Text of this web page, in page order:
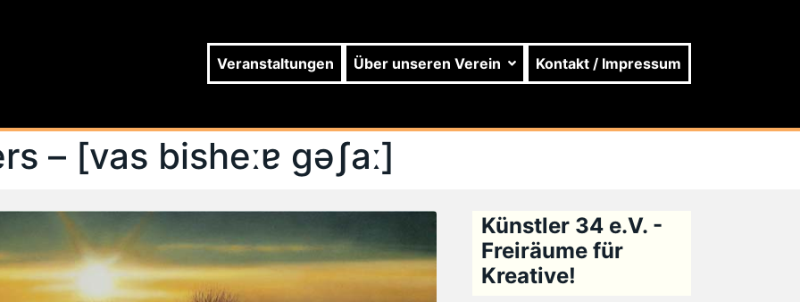
Veranstaltungen Über unseren Verein Kontakt / Impressum
– [vas bisheːɐ gəʃaː]
Künstler 34 e.V. -
Freiräume für
Kreative!